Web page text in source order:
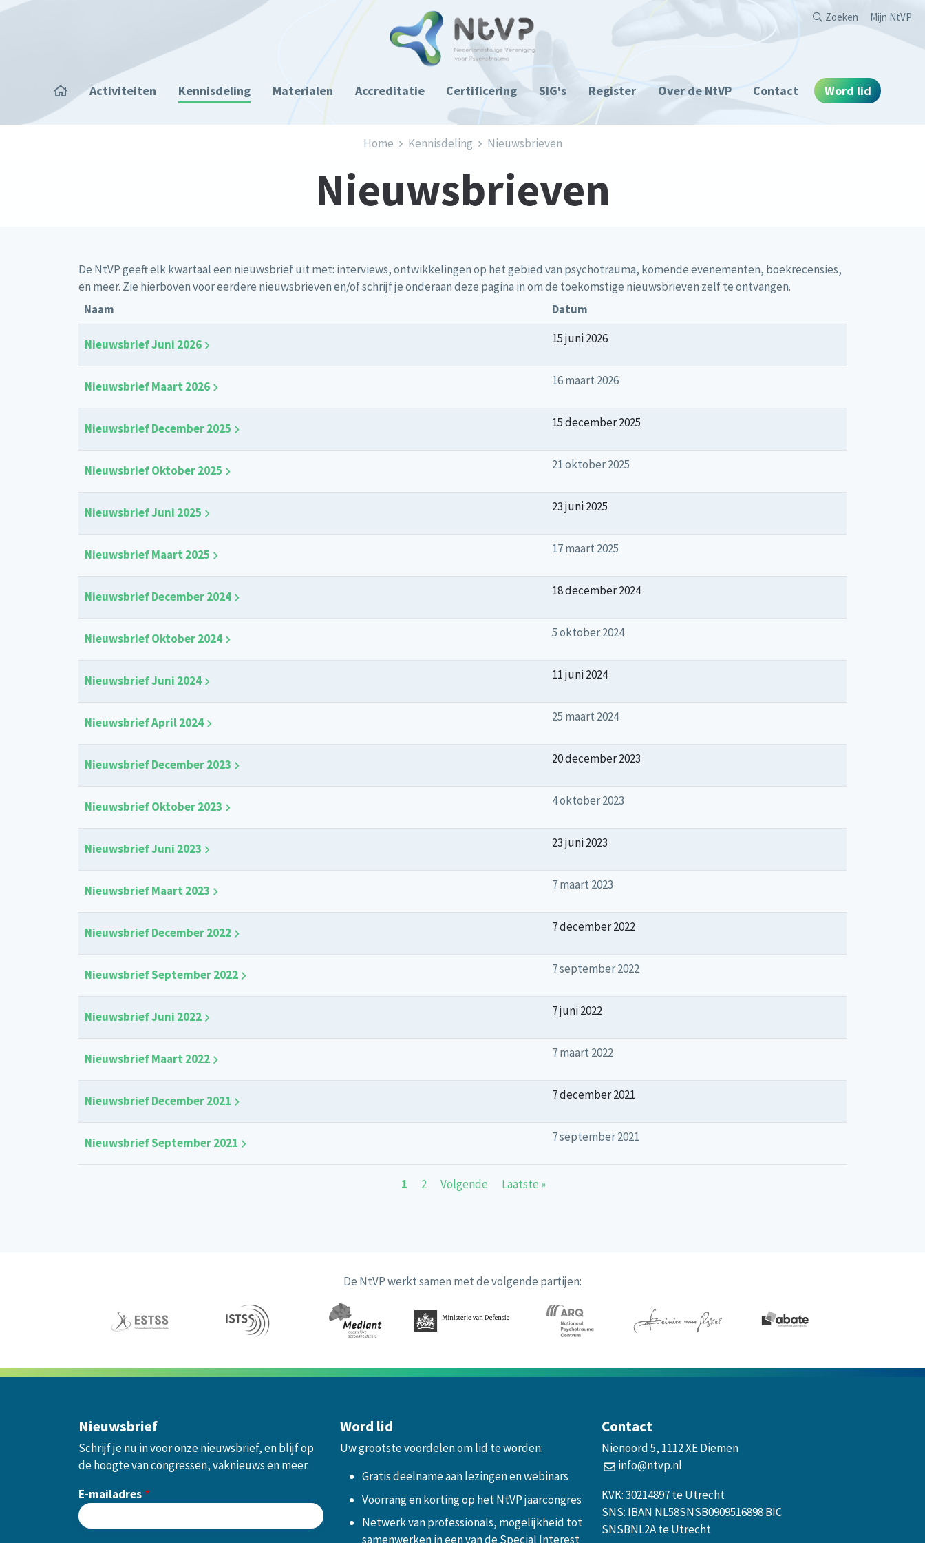
Home Activiteiten Kennisdeling Materialen Accreditatie Certificering SIG's Register Over de NtVP Contact Word lid
Zoeken Mijn NtVP
Home Kennisdeling Nieuwsbrieven
Nieuwsbrieven
De NtVP geeft elk kwartaal een nieuwsbrief uit met: interviews, ontwikkelingen op het gebied van psychotrauma, komende evenementen, boekrecensies,
en meer. Zie hierboven voor eerdere nieuwsbrieven en/of schrijf je onderaan deze pagina in om de toekomstige nieuwsbrieven zelf te ontvangen.
Naam
Datum
Nieuwsbrief Juni 2026 15 juni 2026
Nieuwsbrief Maart 2026 16 maart 2026
Nieuwsbrief December 2025 15 december 2025
Nieuwsbrief Oktober 2025 21 oktober 2025
Nieuwsbrief Juni 2025 23 juni 2025
Nieuwsbrief Maart 2025 17 maart 2025
Nieuwsbrief December 2024 18 december 2024
Nieuwsbrief Oktober 2024 5 oktober 2024
Nieuwsbrief Juni 2024 11 juni 2024
Nieuwsbrief April 2024 25 maart 2024
Nieuwsbrief December 2023 20 december 2023
Nieuwsbrief Oktober 2023 4 oktober 2023
Nieuwsbrief Juni 2023 23 juni 2023
Nieuwsbrief Maart 2023 7 maart 2023
Nieuwsbrief December 2022 7 december 2022
Nieuwsbrief September 2022 7 september 2022
Nieuwsbrief Juni 2022 7 juni 2022
Nieuwsbrief Maart 2022 7 maart 2022
Nieuwsbrief December 2021 7 december 2021
Nieuwsbrief September 2021 7 september 2021
Huidige pagina
1 Page
2 Volgende pagina
Volgende Laatste pagina
Laatste »
De NtVP werkt samen met de volgende partijen:
Nieuwsbrief
Schrijf je nu in voor onze nieuwsbrief, en blijf op
de hoogte van congressen, vaknieuws en meer.
E-mailadres
Word lid
Uw grootste voordelen om lid te worden:
Gratis deelname aan lezingen en webinars
Voorrang en korting op het NtVP jaarcongres
Netwerk van professionals, mogelijkheid tot
samenwerken in een van de Special Interest
Contact
Nienoord 5, 1112 XE Diemen
info@ntvp.nl
KVK: 30214897 te Utrecht
SNS: IBAN NL58SNSB0909516898 BIC
SNSBNL2A te Utrecht